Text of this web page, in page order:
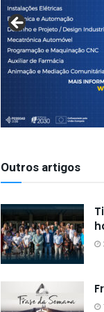
Outros artigos